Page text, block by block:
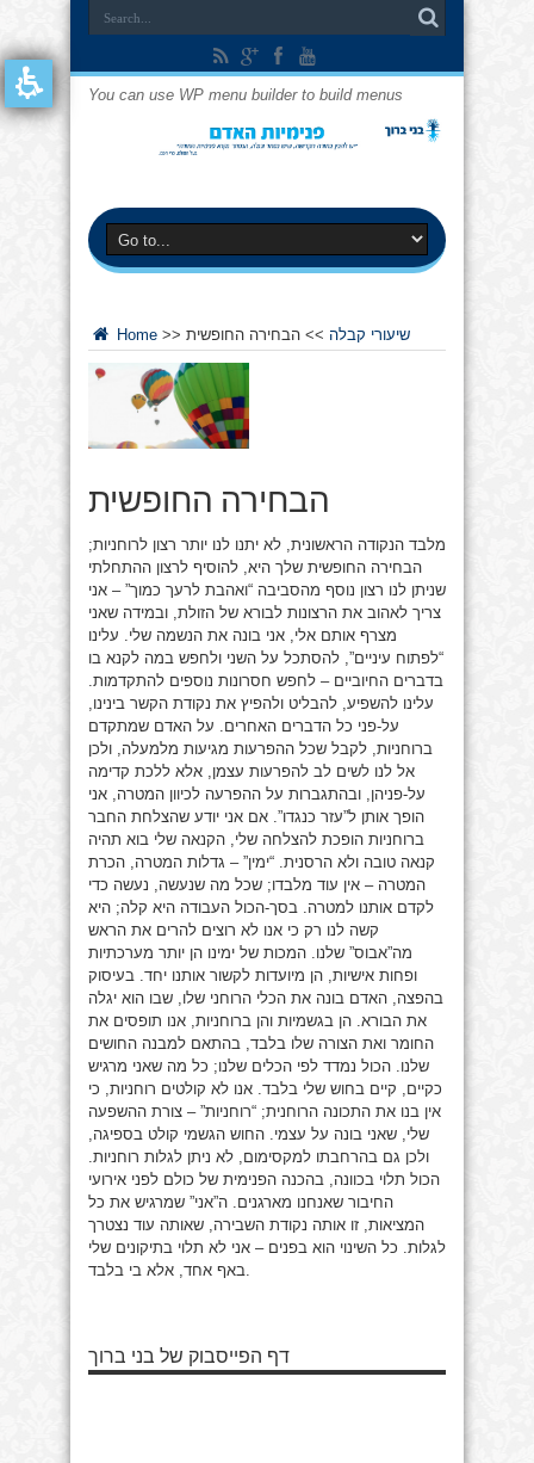
You can use WP menu builder to build menus
Home >> שיעורי קבלה >> הבחירה החופשית
הבחירה החופשית
מלבד הנקודה הראשונית, לא יתנו לנו יותר רצון לרוחניות;
הבחירה החופשית שלך היא, להוסיף לרצון ההתחלתי
שניתן לנו רצון נוסף מהסביבה “ואהבת לרעך כמוך” – אני
צריך לאהוב את הרצונות לבורא של הזולת, ובמידה שאני
מצרף אותם אלי, אני בונה את הנשמה שלי. עלינו
“לפתוח עיניים”, להסתכל על השני ולחפש במה לקנא בו
בדברים החיוביים – לחפש חסרונות נוספים להתקדמות.
עלינו להשפיע, להבליט ולהפיץ את נקודת הקשר בינינו,
על-פני כל הדברים האחרים. על האדם שמתקדם
ברוחניות, לקבל שכל ההפרעות מגיעות מלמעלה, ולכן
אל לנו לשים לב להפרעות עצמן, אלא ללכת קדימה
על-פניהן, ובהתגברות על ההפרעה לכיוון המטרה, אני
הופך אותן ל”עזר כנגדו”. אם אני יודע שהצלחת החבר
ברוחניות הופכת להצלחה שלי, הקנאה שלי בוא תהיה
קנאה טובה ולא הרסנית. “ימין” – גדלות המטרה, הכרת
המטרה – אין עוד מלבדו; שכל מה שנעשה, נעשה כדי
לקדם אותנו למטרה. בסך-הכול העבודה היא קלה; היא
קשה לנו רק כי אנו לא רוצים להרים את הראש
מה”אבוס” שלנו. המכות של ימינו הן יותר מערכתיות
ופחות אישיות, הן מיועדות לקשור אותנו יחד. בעיסוק
בהפצה, האדם בונה את הכלי הרוחני שלו, שבו הוא יגלה
את הבורא. הן בגשמיות והן ברוחניות, אנו תופסים את
החומר ואת הצורה שלו בלבד, בהתאם למבנה החושים
שלנו. הכול נמדד לפי הכלים שלנו; כל מה שאני מרגיש
כקיים, קיים בחוש שלי בלבד. אנו לא קולטים רוחניות, כי
אין בנו את התכונה הרוחנית; “רוחניות” – צורת ההשפעה
שלי, שאני בונה על עצמי. החוש הגשמי קולט בספיגה,
ולכן גם בהרחבתו למקסימום, לא ניתן לגלות רוחניות.
הכול תלוי בכוונה, בהכנה הפנימית של כולם לפני אירועי
החיבור שאנחנו מארגנים. ה”אני” שמרגיש את כל
המציאות, זו אותה נקודת השבירה, שאותה עוד נצטרך
לגלות. כל השינוי הוא בפנים – אני לא תלוי בתיקונים שלי
דף הפייסבוק של בני ברוך